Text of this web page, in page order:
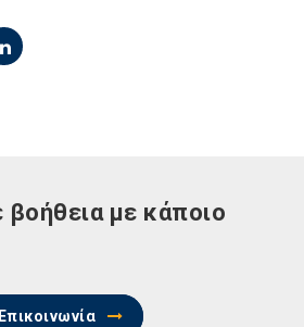
βοήθεια με κάποιο
Επικοινωνία